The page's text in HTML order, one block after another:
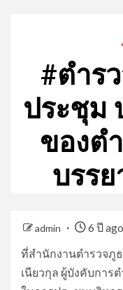
#ตำร
ประชุม
ของต
บรร
admin
6 ปี ago
ที่สำนักงานตำรวจภู
เนียวกุล ผู้บังคับการ